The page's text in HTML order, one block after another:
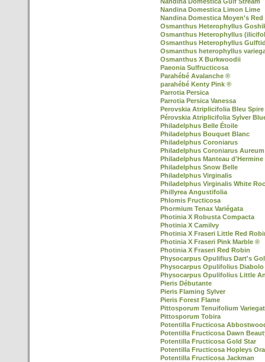
Nandina Domestica Limon Lime
Nandina Domestica Moyen's Red
Osmanthus Heterophyllus
Osmanthus Heterophyllus
Osmanthus Heterophyllus
Osmanthus heterophyllus
Osmanthus X Burkwoodii
Paeonia Sulfructicosa
Parahébé Avalanche ®
parahébé Kenty Pink ®
Parrotia Persica
Parrotia Persica Vanessa
Perovskia Atriplicifolia Bleu Spire
Pérovskia Atriplicifolia Sylver
Philadelphus Belle Étoile
Philadelphus Bouquet Blanc
Philadelphus Coroniarus
Philadelphus Coroniarus Aureum
Philadelphus Manteau d'Hermine
Philadelphus Snow Belle
Philadelphus Virginalis
Philadelphus Virginalis White
Phillyrea Angustifolia
Phlomis Fructicosa
Phormium Tenax Variégata
Photinia X Robusta Compacta
Photinia X Camilvy
Photinia X Fraseri Little Red
Photinia X Fraseri Pink Marble ®
Photinia X Fraseri Red Robin
Physocarpus Opulifius Dart's
Physocarpus Opulifolius Diabolo
Physocarpus Opulifolius Little
Pieris Débutante
Pieris Flaming Sylver
Pieris Forest Flame
Pittosporum Tenuifolium
Pittosporum Tobira
Potentilla Fructicosa
Potentilla Fructicosa Dawn
Potentilla Fructicosa Gold Star
Potentilla Fructicosa Hopleys
Potentilla Fructicosa Jackman